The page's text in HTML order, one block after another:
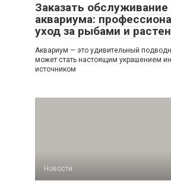
Заказать обслуживание
аквариума:
уход за рыбами и
Аквариум — это удивительный
может стать настоящим украшением
источником
Новости